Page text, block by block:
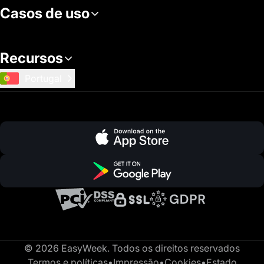
Casos de uso
Recursos
© 2026 EasyWeek. Todos os direitos reservados